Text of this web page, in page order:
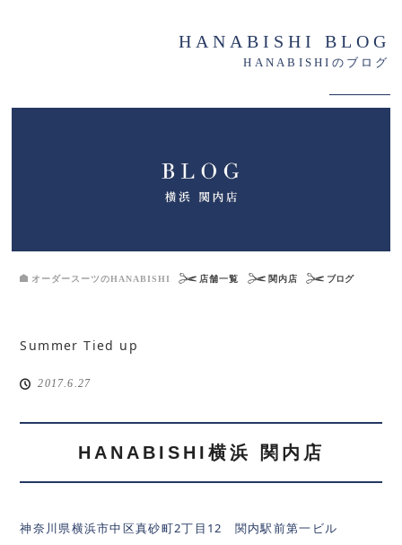
HANABISHI BLOG
HANABISHIのブログ
オーダースーツのHANABISHI 店舗一覧 関内店 ブログ
Summer Tied up
2017.6.27
HANABISHI横浜 関内店
神奈川県横浜市中区真砂町2丁目12 関内駅前第一ビル